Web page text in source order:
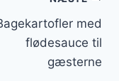
med
flødesauce til
gæsterne